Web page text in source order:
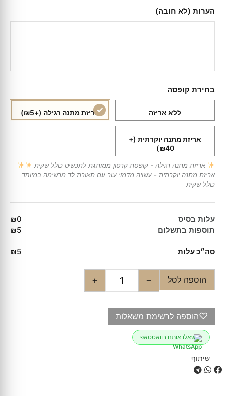
הערות (לא חובה)
בחירת קופסה
ללא אריזה אריזת מתנה רגילה (+₪5)
אריזת מתנה יוקרתית (+
₪40)
אריזת מתנה רגילה - קופסת קרטון ממותגת לתכשיט כולל שקית
אריזת מתנה יוקרתית - עשויה מדמוי עור עם תאורת לד מרשימה במיוחד
כולל שקית
עלות בסיס
₪0
תוספות בתשלום
₪5
סה״כ עלות ₪5
−
+ הוספה לסל
♡הוספה לרשימת משאלות
שאלו אותנו בוואטסאפ
שיתוף